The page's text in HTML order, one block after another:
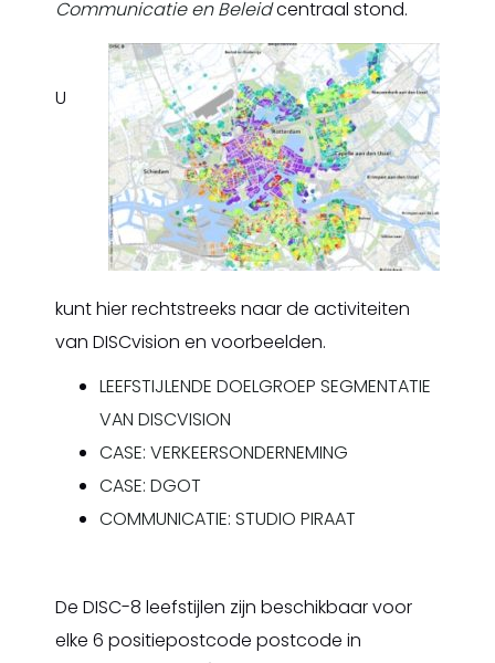
Communicatie en Beleidcentraal stond.
U
kunt hier rechtstreeks naar de activiteiten
van DISCvision en voorbeelden.
LEEFSTIJLENDE DOELGROEP SEGMENTATIE
VAN DISCVISION
CASE: VERKEERSONDERNEMING
CASE: DGOT
COMMUNICATIE: STUDIO PIRAAT
De DISC-8 leefstijlen zijn beschikbaar voor
elke 6 positiepostcode postcode in